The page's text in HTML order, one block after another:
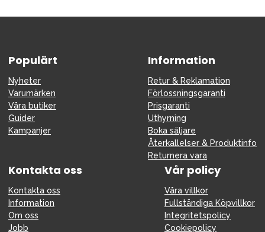
Populärt
Nyheter
Varumärken
Våra butiker
Guider
Kampanjer
Information
Retur & Reklamation
Förlossningsgaranti
Prisgaranti
Uthyrning
Boka säljare
Återkallelser & Produktinfo
Returnera vara
Kontakta oss
Kontakta oss
Information
Om oss
Jobb
Vår policy
Våra villkor
Fullständiga Köpvillkor
Integritetspolicy
Cookiepolicy